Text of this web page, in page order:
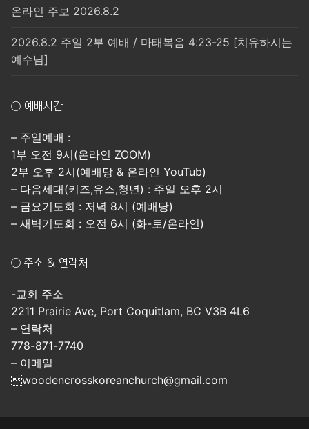
온라인 주보 2026.8.2
2026.8.2 주일 2부 예배 / 마태복음 4:23-25 [치유하시는
예수님]
○ 예배시간
– 주일예배 :
1부 오전 9시(온라인 ZOOM)
2부 오후 2시(예배당 & 온라인 YouTub)
– 다음세대(키즈,유스,청년) : 주일 오후 2시
– 금요기도회 : 저녁 8시 (예배당)
– 새벽기도회 : 오전 6시 (화-토/온라인)
○ 주소 & 연락처
-교회 주소
2211 Prairie Ave, Port Coquitlam, BC V3B 4L6
– 연락처
778-871-7740
– 이메일
woodencrosskoreanchurch@gmail.com